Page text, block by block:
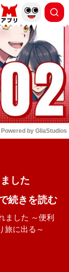
もっと読む
Powered by GliaStudios
した
続きを読む
ました ～便利
旅に出る～